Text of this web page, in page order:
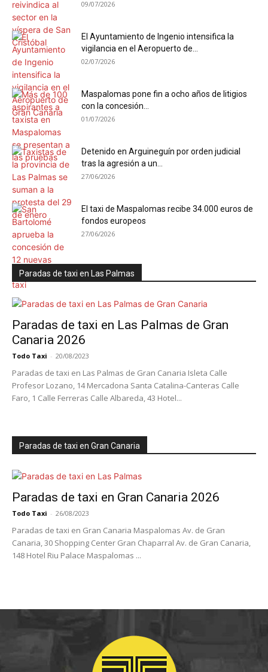
09/07/2026
El Ayuntamiento de Ingenio intensifica la
vigilancia en el Aeropuerto de...
02/07/2026
Maspalomas pone fin a ocho años de litigios
con la concesión...
01/07/2026
Detenido en Arguineguín por orden judicial
tras la agresión a un...
27/06/2026
El taxi de Maspalomas recibe 34.000 euros de
fondos europeos
27/06/2026
Paradas de taxi en Las Palmas
Paradas de taxi en Las Palmas de Gran
Canaria 2026
Todo Taxi - 20/08/2023
Paradas de taxi en Las Palmas de Gran Canaria Isleta Calle
Profesor Lozano, 14 Mercadona Santa Catalina-Canteras Calle
Faro, 1 Calle Ferreras Calle Albareda, 43 Hotel...
Paradas de taxi en Gran Canaria
Paradas de taxi en Gran Canaria 2026
Todo Taxi - 26/08/2023
Paradas de taxi en Gran Canaria Maspalomas Av. de Gran
Canaria, 30 Shopping Center Gran Chaparral Av. de Gran Canaria,
148 Hotel Riu Palace Maspalomas ...